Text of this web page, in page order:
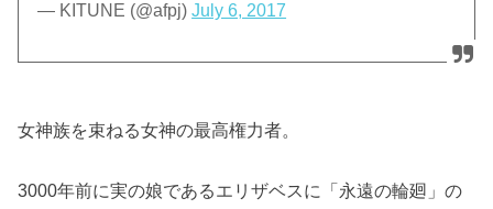
— KITUNE (@afpj)July 6, 2017
女神族を束ねる女神の最高権力者。
3000年前に実の娘であるエリザベスに「永遠の輪廻」の